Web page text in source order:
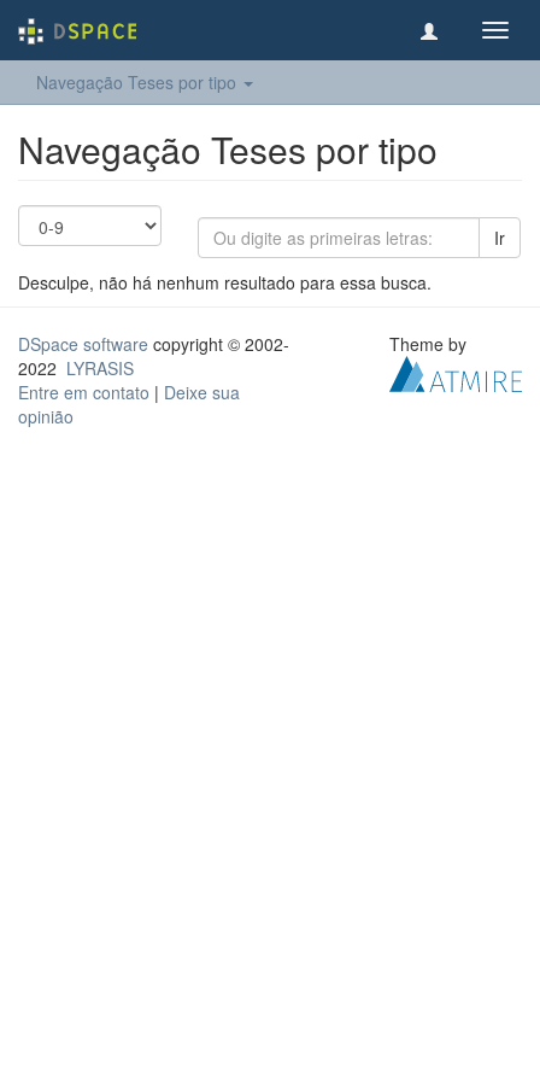
Navegação Teses por tipo
Navegação Teses por tipo
Ir
Desculpe, não há nenhum resultado para essa busca.
DSpace software copyright © 2002-
2022 LYRASIS
Entre em contato | Deixe sua
opinião
Theme by